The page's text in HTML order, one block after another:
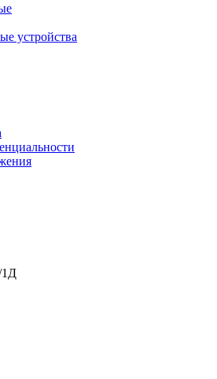
устройства
1Д